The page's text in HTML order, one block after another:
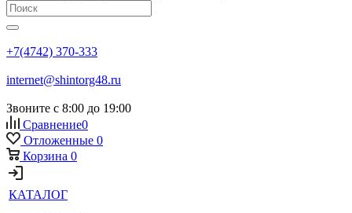
+7(4742) 370-333
internet@shintorg48.ru
Звоните с 8:00 до 19:00
Сравнение0
Отложенные 0
Корзина 0
КАТАЛОГ